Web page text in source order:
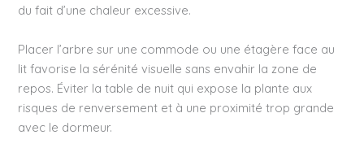
du fait d’une chaleur excessive.
Placer l’arbre sur une commode ou une étagère face au
lit favorise la sérénité visuelle sans envahir la zone de
repos. Éviter la table de nuit qui expose la plante aux
risques de renversement et à une proximité trop grande
avec le dormeur.